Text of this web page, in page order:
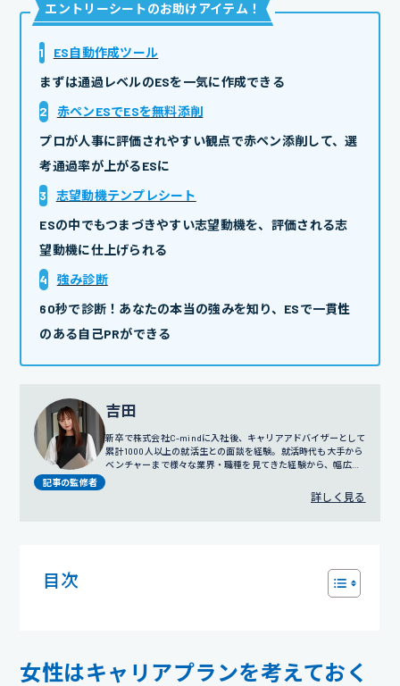
エントリーシートのお助けアイテム ！
1
ES自動作成ツール
まずは通過レベルのESを一気に作成できる
2
赤ペンESでESを無料添削
プロが人事に評価されやすい観点で赤ペン添削して、選
考通過率が上がるESに
3
志望動機テンプレシート
ESの中でもつまづきやすい志望動機を、評価される志
望動機に仕上げられる
4
強み診断
60秒で診断！あなたの本当の強みを知り、ESで一貫性
のある自己PRができる
記事の監修者
吉田
新卒で株式会社C-mindに入社後、キャリアアドバイザーとして
累計1000人以上の就活生との面談を経験。就活時代も大手から
ベンチャーまで様々な業界・職種を見てきた経験から、幅広い
詳しく見る
目次
女性はキャリアプランを考えておく